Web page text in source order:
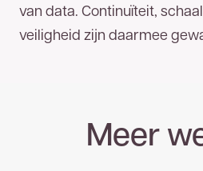
van data. Continuïteit,
veiligheid zijn daarmee
Meer